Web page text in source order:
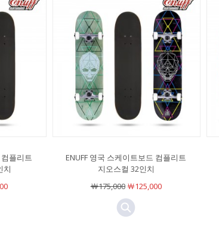
플리트
치
ENUFF 영국 스케이트보드 컴플리트
지오스컬 32인치
￦175,000￦125,000